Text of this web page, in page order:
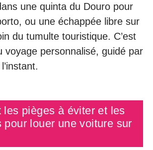
une quinta du Douro pour
ou une échappée libre sur
du tumulte touristique. C’est
voyage personnalisé, guidé par
les pièges à éviter et les
pour louer une voiture sur